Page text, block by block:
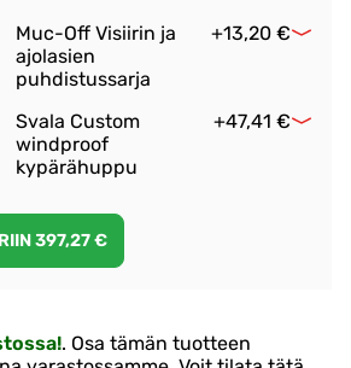
Muc-Off Visiirin ja
ajolasien
puhdistussarja
+13,20 €
Svala Custom
windproof
kypärähuppu
+47,41 €
. Osa tämän tuotteen